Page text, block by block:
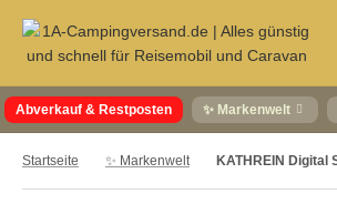
Abverkauf & Restposten ✨ Markenwelt
Startseite ✨ Markenwelt